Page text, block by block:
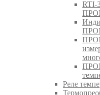
RTI-
Реле